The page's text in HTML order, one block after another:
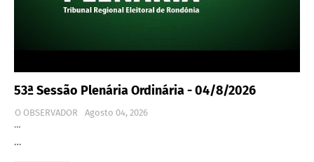
53ª Sessão Plenária Ordinária - 04/8/2026
O OBSERVADOR
Agosto 04, 2026
…
…